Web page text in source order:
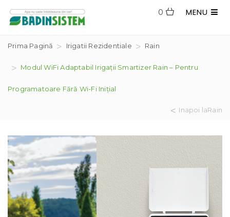
MENU
0
Prima Pagină Irigatii Rezidentiale Rain
Modul WiFi Adaptabil Irigații Smartizer Rain – Pentru
Programatoare Fără Wi-Fi Inițial
Inapoi laRain